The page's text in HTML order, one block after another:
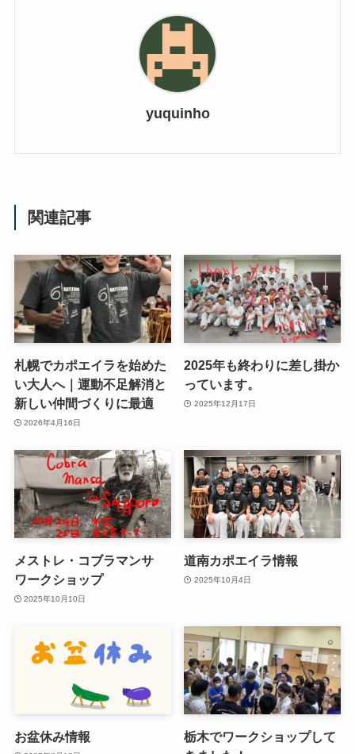
yuquinho
関連記事
札幌でカポエイラを始めた
い大人へ｜運動不足解消と
新しい仲間づくりに最適
2026年4月16日
2025年も終わりに差し掛か
っています。
2025年12月17日
メストレ・コブラマンサ
ワークショップ
2025年10月10日
道南カポエイラ情報
2025年10月4日
お盆休み情報
栃木でワークショップして